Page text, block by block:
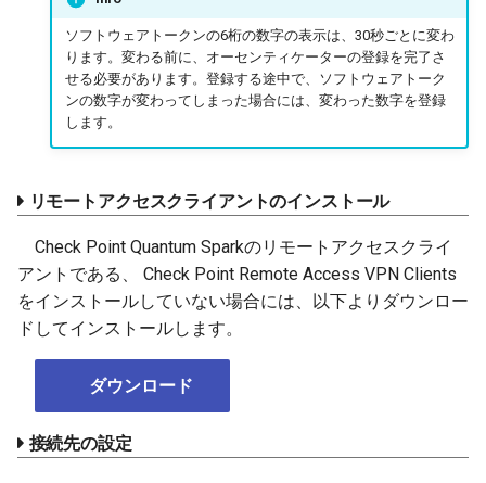
ソフトウェアトークンの6桁の数字の表示は、30秒ごとに変わ
ります。変わる前に、オーセンティケーターの登録を完了さ
せる必要があります。登録する途中で、ソフトウェアトーク
ンの数字が変わってしまった場合には、変わった数字を登録
します。
リモートアクセスクライアントのインストール
Check Point Quantum Sparkのリモートアクセスクライ
アントである、 Check Point Remote Access VPN Clients
をインストールしていない場合には、以下よりダウンロー
ドしてインストールします。
ダウンロード
接続先の設定